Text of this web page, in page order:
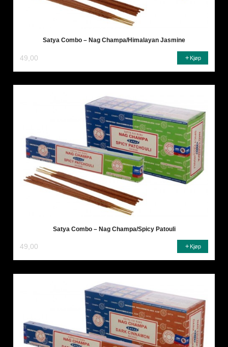
Satya Combo – Nag Champa/Himalayan Jasmine
49,00 Kjøp
Satya Combo – Nag Champa/Spicy Patouli
49,00 Kjøp